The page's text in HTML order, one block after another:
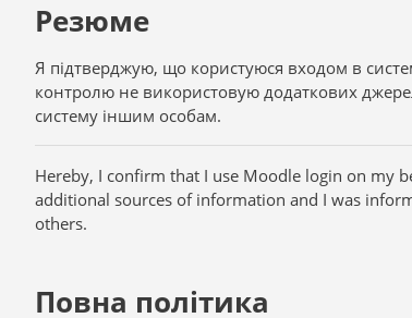
Резюме
Я підтверджую, що користуюся входом в
контролю не використовую додаткових
систему іншим особам.
Hereby, I confirm that I use Moodle login on my
additional sources of information and I was
others.
Повна політика